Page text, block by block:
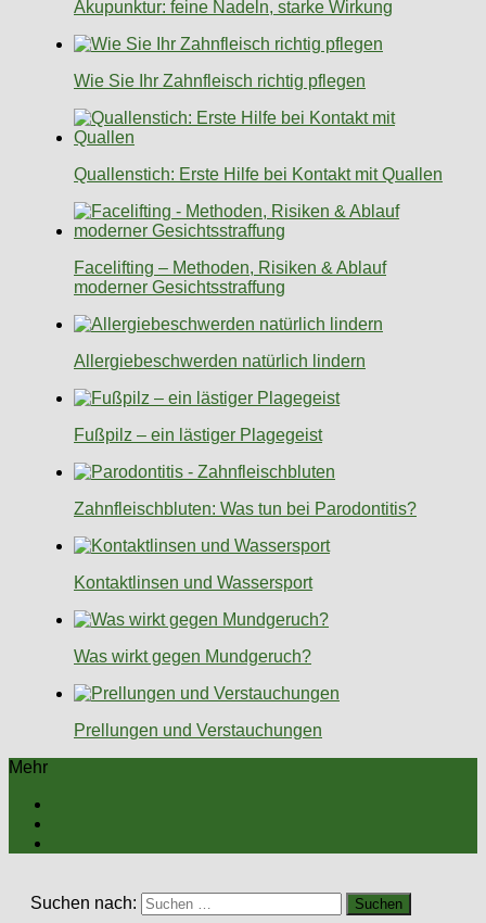
Akupunktur: feine Nadeln, starke Wirkung
Wie Sie Ihr Zahnfleisch richtig pflegen
Quallenstich: Erste Hilfe bei Kontakt mit Quallen
Facelifting – Methoden, Risiken & Ablauf
moderner Gesichtsstraffung
Allergiebeschwerden natürlich lindern
Fußpilz – ein lästiger Plagegeist
Zahnfleischbluten: Was tun bei Parodontitis?
Kontaktlinsen und Wassersport
Was wirkt gegen Mundgeruch?
Prellungen und Verstauchungen
Mehr
Suchen nach: